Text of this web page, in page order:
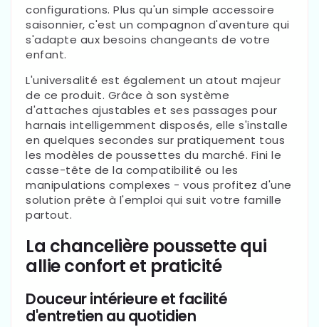
configurations. Plus qu'un simple accessoire
saisonnier, c'est un compagnon d'aventure qui
s'adapte aux besoins changeants de votre
enfant.
L'universalité est également un atout majeur
de ce produit. Grâce à son système
d'attaches ajustables et ses passages pour
harnais intelligemment disposés, elle s'installe
en quelques secondes sur pratiquement tous
les modèles de poussettes du marché. Fini le
casse-tête de la compatibilité ou les
manipulations complexes - vous profitez d'une
solution prête à l'emploi qui suit votre famille
partout.
La chancelière poussette qui
allie confort et praticité
Douceur intérieure et facilité
d'entretien au quotidien